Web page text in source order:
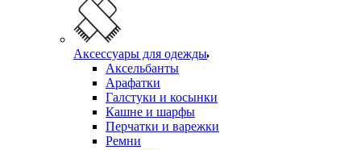
Аксессуары для одежды
Аксельбанты
Арафатки
Галстуки и косынки
Кашне и шарфы
Перчатки и варежки
Ремни